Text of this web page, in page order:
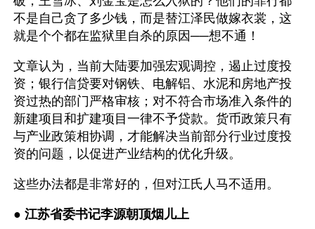
不是自己贪了多少钱，而是替江泽民做嫁衣裳，这
就是个个都在监狱里自杀的原因──想不通！
文章认为，当前大陆要加强宏观调控，遏止过度投
资；银行信贷要对钢铁、电解铝、水泥和房地产投
资过热的部门严格审核；对不符合市场准入条件的
新建项目和扩建项目一律不予贷款。货币政策只有
与产业政策相协调，才能解决当前部分行业过度投
资的问题，以促进产业结构的优化升级。
这些办法都是非常好的，但对江氏人马不适用。
● 江苏省委书记李源朝顶烟儿上